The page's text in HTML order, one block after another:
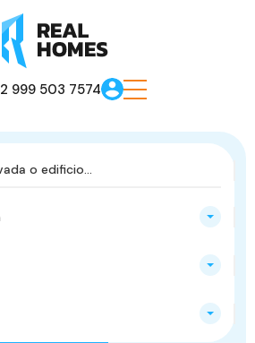
999 503 7574